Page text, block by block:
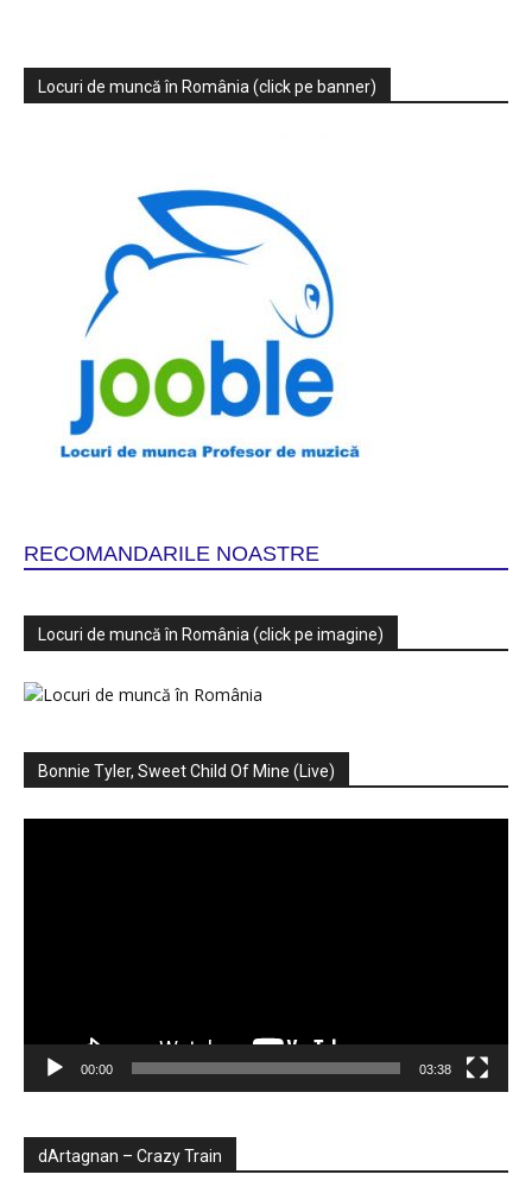
Locuri de muncă în România (click pe banner)
RECOMANDARILE NOASTRE
Locuri de muncă în România (click pe imagine)
Bonnie Tyler, Sweet Child Of Mine (Live)
00:00 03:38
dArtagnan – Crazy Train